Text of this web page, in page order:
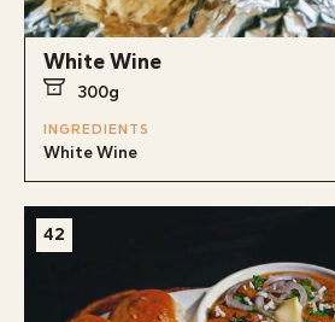
White Wine
300g
INGREDIENTS
White Wine
42